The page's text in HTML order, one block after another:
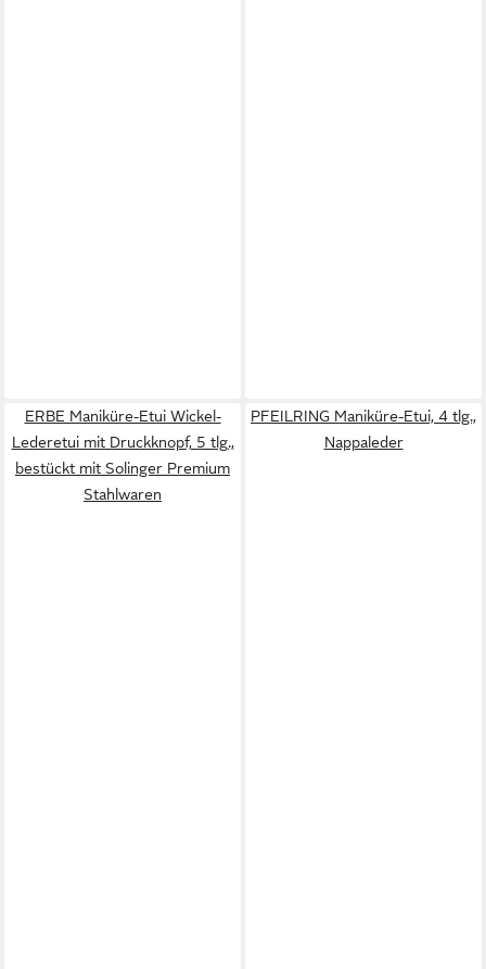
ERBE Maniküre-Etui Wickel-
Lederetui mit Druckknopf, 5 tlg.,
bestückt mit Solinger Premium
Stahlwaren
PFEILRING Maniküre-Etui, 4 tlg.,
Nappaleder